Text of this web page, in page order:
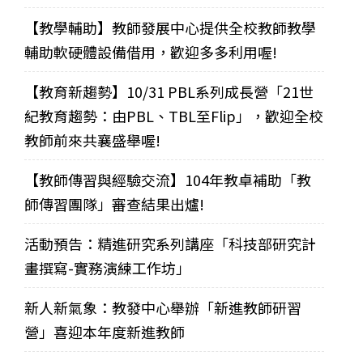
【教學輔助】教師發展中心提供全校教師教學
輔助軟硬體設備借用，歡迎多多利用喔!
【教育新趨勢】10/31 PBL系列成長營「21世
紀教育趨勢：由PBL、TBL至Flip」，歡迎全校
教師前來共襄盛舉喔!
【教師傳習與經驗交流】104年教卓補助「教
師傳習團隊」審查結果出爐!
活動預告：精進研究系列講座「科技部研究計
畫撰寫-實務演練工作坊」
新人新氣象：教發中心舉辦「新進教師研習
營」喜迎本年度新進教師